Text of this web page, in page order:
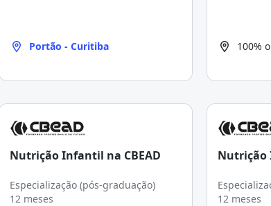
Portão - Curitiba 100%
Nutrição Infantil na CBEAD
Especialização (pós-graduação)
12 meses
Nutrição
12 meses